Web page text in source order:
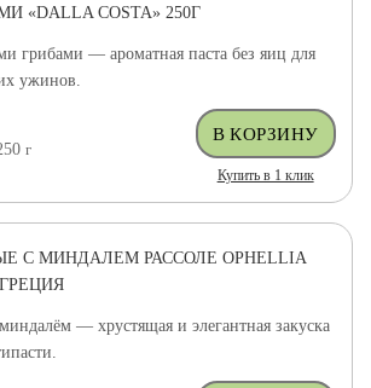
«DALLA COSTA» 250Г
грибами — ароматная паста без яиц для
ужинов.
г
Купить в 1 клик
С МИНДАЛЕМ РАССОЛЕ OPHELLIA
— хрустящая и элегантная закуска